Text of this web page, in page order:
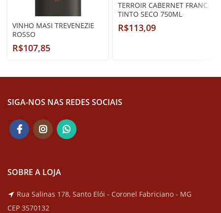
VINHO MASI TREVENEZIE
ROSSO
R$
TERROIR CABERNET FRANC
TINTO SECO 750ML
R$
SIGA-NOS NAS REDES SOCIAIS
SOBRE A LOJA
Rua Salinas 178, Santo Elói - Coronel Fabriciano - MG
CEP 3570132